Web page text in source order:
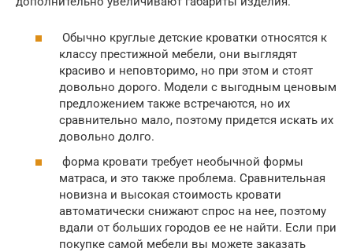
Обычно круглые детские кроватки относятся к
классу престижной мебели, они выглядят
красиво и неповторимо, но при этом и стоят
довольно дорого. Модели с выгодным ценовым
предложением также встречаются, но их
сравнительно мало, поэтому придется искать их
довольно долго.
форма кровати требует необычной формы
матраса, и это также проблема. Сравнительная
новизна и высокая стоимость кровати
автоматически снижают спрос на нее, поэтому
вдали от больших городов ее не найти. Если при
покупке самой мебели вы можете заказать